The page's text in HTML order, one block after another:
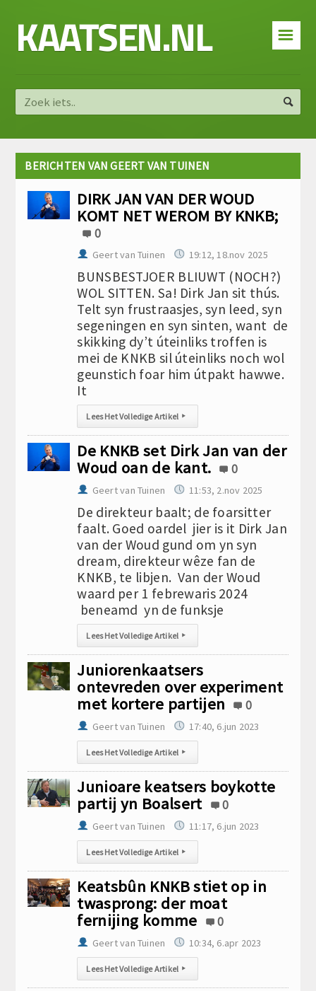
☰
KAATSEN.NL
BERICHTEN VAN GEERT VAN TUINEN
DIRK JAN VAN DER WOUD
KOMT NET WEROM BY KNKB;
0
Geert van Tuinen 19:12, 18.nov 2025
BUNSBESTJOER BLIUWT (NOCH?)
WOL SITTEN. Sa! Dirk Jan sit thús.
Telt syn frustraasjes, syn leed, syn
segeningen en syn sinten, want de
skikking dy’t úteinliks troffen is
mei de KNKB sil úteinliks noch wol
geunstich foar him útpakt hawwe.
It
Lees Het Volledige Artikel ▸
De KNKB set Dirk Jan van der
Woud oan de kant.
0
Geert van Tuinen 11:53, 2.nov 2025
De direkteur baalt; de foarsitter
faalt. Goed oardel jier is it Dirk Jan
van der Woud gund om yn syn
dream, direkteur wêze fan de
KNKB, te libjen. Van der Woud
waard per 1 febrewaris 2024
beneamd yn de funksje
Lees Het Volledige Artikel ▸
Juniorenkaatsers
ontevreden over experiment
met kortere partijen
0
Geert van Tuinen 17:40, 6.jun 2023
Lees Het Volledige Artikel ▸
Junioare keatsers boykotte
partij yn Boalsert
0
Geert van Tuinen 11:17, 6.jun 2023
Lees Het Volledige Artikel ▸
Keatsbûn KNKB stiet op in
twasprong: der moat
fernijing komme
0
Geert van Tuinen 10:34, 6.apr 2023
Lees Het Volledige Artikel ▸